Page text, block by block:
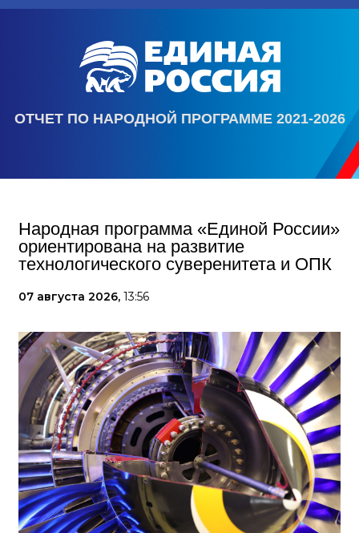
ОТЧЕТ ПО НАРОДНОЙ ПРОГРАММЕ 2021-2026
Народная программа «Единой России»
ориентирована на развитие
технологического суверенитета и ОПК
07 августа 2026, 13:56